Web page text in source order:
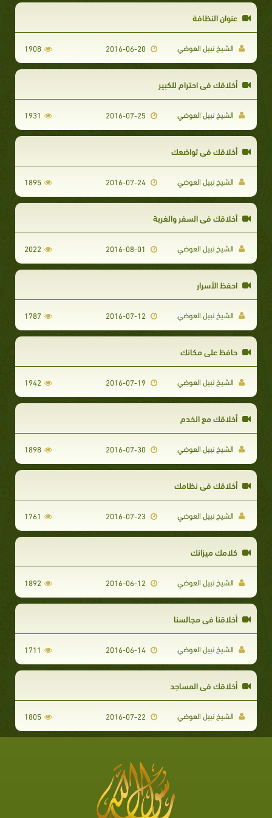
عنوان النظافة
الشيخ نبيل العوضي 1908
أخلاقك في احترام للكبير
الشيخ نبيل العوضي 1931
أخلاقك في تواضعك
الشيخ نبيل العوضي 1895
أخلاقك في السفر والغربة
الشيخ نبيل العوضي 2022
احفظ الأسرار
الشيخ نبيل العوضي 1787
حافظ على مكانك
الشيخ نبيل العوضي 1942
أخلاقك مع الخدم
الشيخ نبيل العوضي 1898
أخلاقك في نظامك
الشيخ نبيل العوضي 1761
كلامك ميزانك
الشيخ نبيل العوضي 1892
أخلاقنا في مجالسنا
الشيخ نبيل العوضي 1711
أخلاقك في المساجد
الشيخ نبيل العوضي 1805